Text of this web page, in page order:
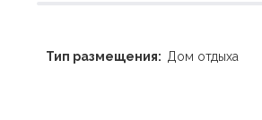
Тип размещения: Дом отдыха